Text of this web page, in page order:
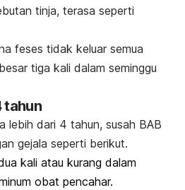
tinja, terasa seperti
feses tidak keluar semua
tiga kali dalam seminggu
tahun
lebih dari 4 tahun, susah BAB
gejala seperti berikut.
kali atau kurang dalam
obat pencahar.